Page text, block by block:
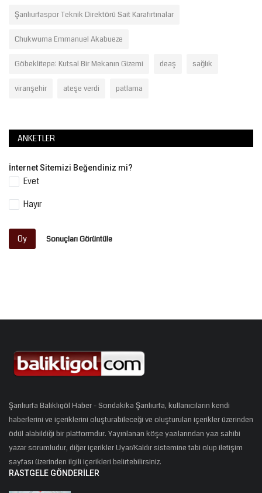
Şanlıurfaspor Teknik Direktörü Sait Karafırtınalar
Chukwuma Emmanuel Akabueze
Göbeklitepe: Kutsal Bir Mekanın Gizemi deaş sağlık
viranşehir ateşe verdi patlama
ANKETLER
İnternet Sitemizi Beğendiniz mi?
Evet
Hayır
Oy Sonuçları Görüntüle
Şanlıurfa Balıklıgöl Haber - Sondakika Şanlıurfa, kullanıcıların kendi
haberlerini ve içeriklerini oluşturabileceği ve oluşturulan içerikler üzerinden
ödül alabildiği bir platformdur. Yayınlanan köşe yazılarından yazı sahibi
yazar sorumludur, diğer içerikler Uyar/Kaldır sistemine tabi olup iletişim
sayfası üzerinden ilgili içerikleri belirtebilirsiniz.
RASTGELE GÖNDERILER